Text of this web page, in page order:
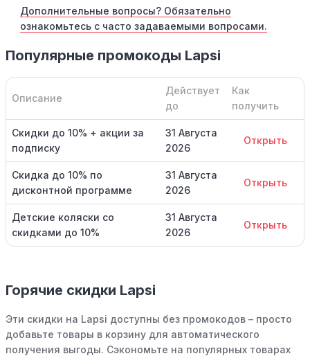
Дополнительные вопросы? Обязательно
ознакомьтесь с часто задаваемыми вопросами.
Популярные промокоды Lapsi
Описание
Действует
до
Как
получить
Скидки до 10% + акции за
подписку
31 Августа
2026
Открыть
Скидка до 10% по
дисконтной программе
31 Августа
2026
Открыть
Детские коляски со
скидками до 10%
31 Августа
2026
Открыть
Горячие скидки Lapsi
Эти скидки на Lapsi доступны без промокодов – просто
добавьте товары в корзину для автоматического
получения выгоды. Сэкономьте на популярных товарах